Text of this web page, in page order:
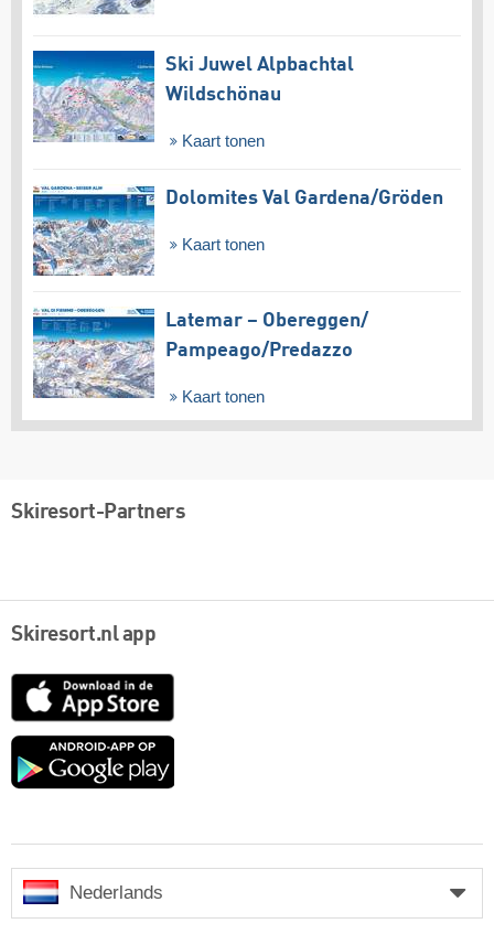
Ski Juwel Alpbachtal
Wildschönau
Kaart tonen
Dolomites Val Gardena/​Gröden
Kaart tonen
Latemar – Obereggen/​
Pampeago/​Predazzo
Kaart tonen
Skiresort-Partners
Skiresort.nl app
App
Google
Nederlands